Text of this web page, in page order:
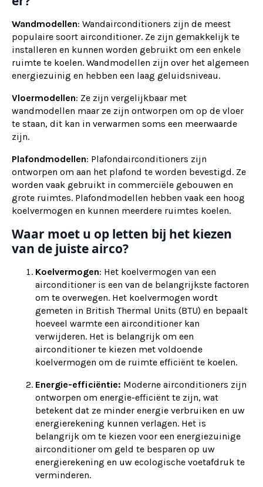
Wandmodellen: Wandairconditioners zijn de meest
populaire soort airconditioner. Ze zijn gemakkelijk te
installeren en kunnen worden gebruikt om een enkele
ruimte te koelen. Wandmodellen zijn over het algemeen
energiezuinig en hebben een laag geluidsniveau.
Vloermodellen: Ze zijn vergelijkbaar met
wandmodellen maar ze zijn ontworpen om op de vloer
te staan, dit kan in verwarmen soms een meerwaarde
zijn.
Plafondmodellen: Plafondairconditioners zijn
ontworpen om aan het plafond te worden bevestigd. Ze
worden vaak gebruikt in commerciële gebouwen en
grote ruimtes. Plafondmodellen hebben vaak een hoog
koelvermogen en kunnen meerdere ruimtes koelen.
Waar moet u op letten bij het kiezen
van de juiste airco?
Koelvermogen: Het koelvermogen van een
airconditioner is een van de belangrijkste factoren
om te overwegen. Het koelvermogen wordt
gemeten in British Thermal Units (BTU) en bepaalt
hoeveel warmte een airconditioner kan
verwijderen. Het is belangrijk om een
airconditioner te kiezen met voldoende
koelvermogen om de ruimte efficiënt te koelen.
Energie-efficiëntie: Moderne airconditioners zijn
ontworpen om energie-efficiënt te zijn, wat
betekent dat ze minder energie verbruiken en uw
energierekening kunnen verlagen. Het is
belangrijk om te kiezen voor een energiezuinige
airconditioner om geld te besparen op uw
energierekening en uw ecologische voetafdruk te
verminderen.